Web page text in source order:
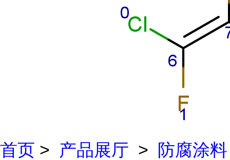
首页 > 产品展厅 >
防腐涂料